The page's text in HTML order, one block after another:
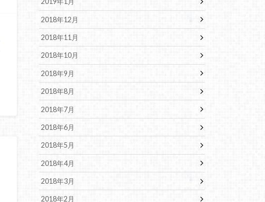
2018年12月
2018年11月
2018年10月
2018年9月
2018年8月
2018年7月
2018年6月
2018年5月
2018年4月
2018年3月
2018年2月